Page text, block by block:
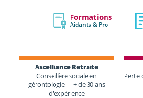
Formations
Aidants & Pro
Ascelliance Retraite
Conseillère sociale en
gérontologie — + de 30 ans
d'expérience
Perte